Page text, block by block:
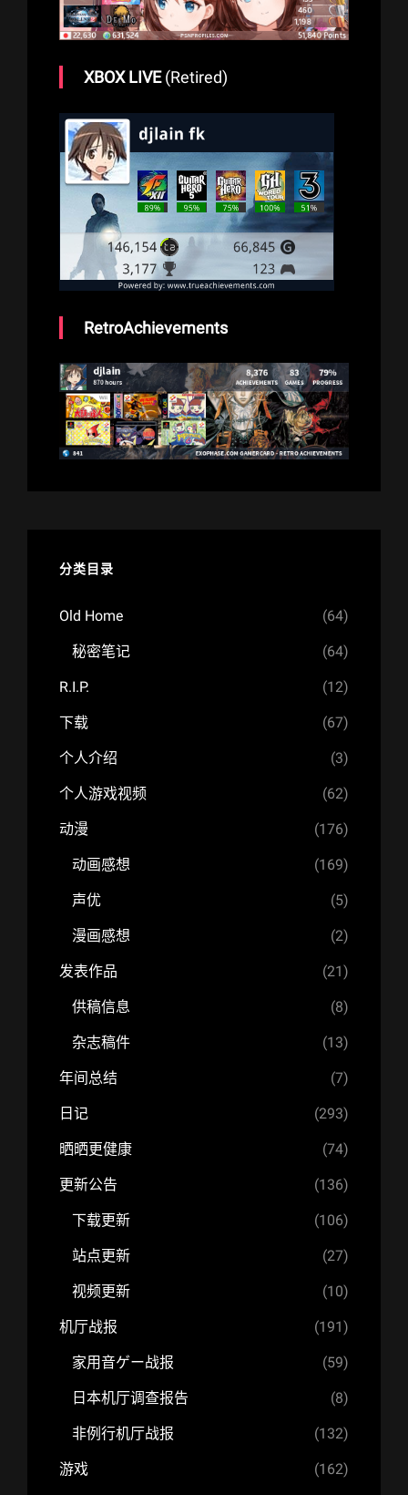
XBOX LIVE(Retired)
RetroAchievements
分类目录
Old Home (64)
秘密笔记 (64)
R.I.P. (12)
下载 (67)
个人介绍 (3)
个人游戏视频 (62)
动漫 (176)
动画感想 (169)
声优 (5)
漫画感想 (2)
发表作品 (21)
供稿信息 (8)
杂志稿件 (13)
年间总结 (7)
日记 (293)
晒晒更健康 (74)
更新公告 (136)
下载更新 (106)
站点更新 (27)
视频更新 (10)
机厅战报 (191)
家用音ゲー战报 (59)
日本机厅调查报告 (8)
非例行机厅战报 (132)
游戏 (162)